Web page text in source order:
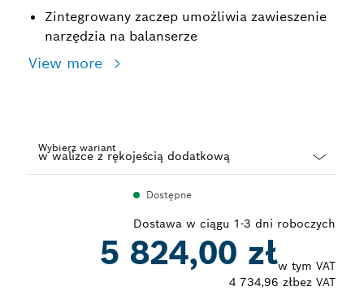
Zintegrowany zaczep umożliwia zawieszenie
narzędzia na balanserze
View more
Wybierz wariant
Dostępne
Dostawa w ciągu 1-3 dni roboczych
5 824,00 złw tym VAT
4 734,96 złbez VAT